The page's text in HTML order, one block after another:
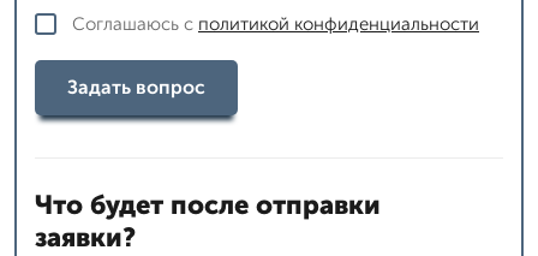
Соглашаюсь с политикой конфиденциальности
Задать вопрос
Что будет после отправки
заявки?